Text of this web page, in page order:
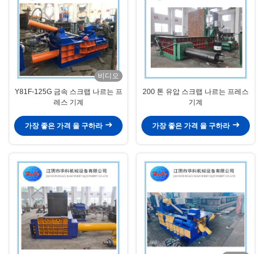
비디오
Y81F-125G 금속 스크랩 나르는 프
레스 기계
가장 좋은 가격 을 구하라
200 톤 유압 스크랩 나르는 프레스
기계
가장 좋은 가격 을 구하라